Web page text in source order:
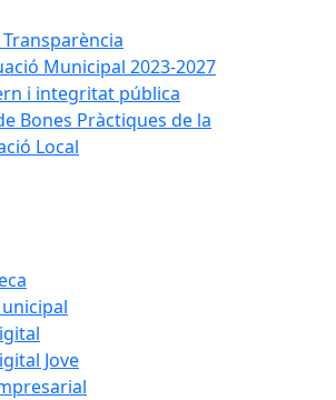
Municipal 2023-2027
i integritat pública
Bones Pràctiques de la
Local
Jove